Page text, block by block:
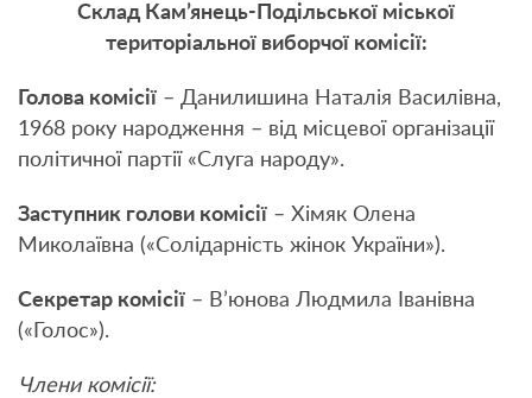
Склад Кам’янець-Подільської міської
територіальної виборчої комісії:
Голова комісії – Данилишина Наталія Василівна,
1968 року народження – від місцевої організації
політичної партії «Слуга народу».
Заступник голови комісії – Хімяк Олена
Миколаївна («Солідарність жінок України»).
Секретар комісії – В’юнова Людмила Іванівна
(«Голос»).
Члени комісії: